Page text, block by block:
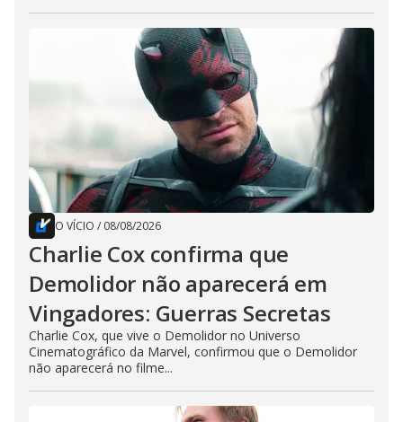
O VÍCIO / 08/08/2026
Charlie Cox confirma que
Demolidor não aparecerá em
Vingadores: Guerras Secretas
Charlie Cox, que vive o Demolidor no Universo
Cinematográfico da Marvel, confirmou que o Demolidor
não aparecerá no filme...